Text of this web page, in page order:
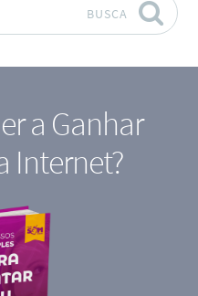
BUSCA
a Ganhar
Internet?